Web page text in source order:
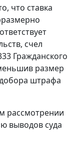
что ставка
счел
Гражданского
размер
штрафа
рассмотрении
выводов суда